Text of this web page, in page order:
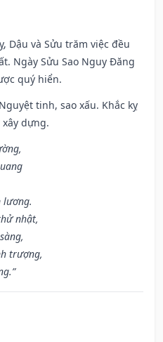
Dậu và Sửu trăm việc đều
Ngày Sửu Sao Nguy Đăng
quý hiển.
tinh, sao xấu. Khắc kỵ
dựng.
lương.
nhật,
trượng,